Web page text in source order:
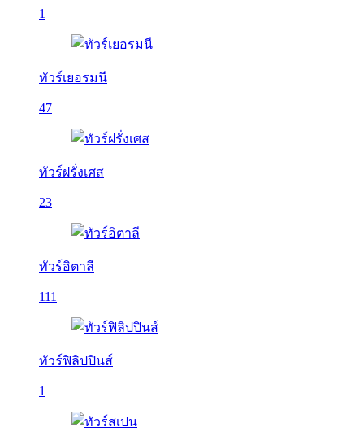
1
ทัวร์เยอรมนี
47
ทัวร์ฝรั่งเศส
23
ทัวร์อิตาลี
111
ทัวร์ฟิลิปปินส์
1